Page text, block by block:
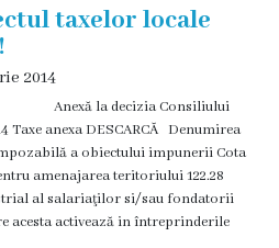
taxelor locale
2014
Consiliului
Taxe anexa DESCARCĂ Denumirea
a obiectului impunerii Cota
amenajarea teritoriului 122.28
al salariaţilor si/sau fondatorii
activează in întreprinderile